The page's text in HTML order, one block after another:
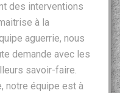
des interventions
à la
aguerrie, nous
demande avec les
savoir-faire.
notre équipe est à